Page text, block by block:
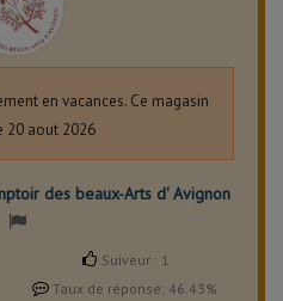
en vacances. Ce magasin
20 aout 2026
des beaux-Arts d' Avignon
Suiveur : 1
Taux de réponse: 46.43%